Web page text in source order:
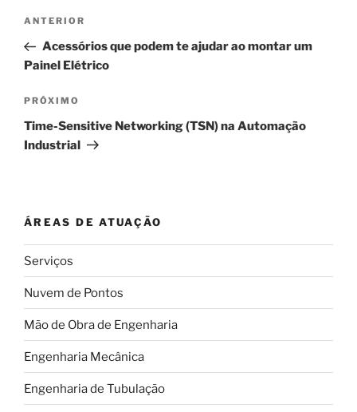
Navegação
Post
Post
anterior
ANTERIOR
Acessórios que podem te ajudar ao montar um
Painel Elétrico
Próximo
post
PRÓXIMO
Time-Sensitive Networking (TSN) na Automação
Industrial
ÁREAS DE ATUAÇÃO
Serviços
Nuvem de Pontos
Mão de Obra de Engenharia
Engenharia Mecânica
Engenharia de Tubulação